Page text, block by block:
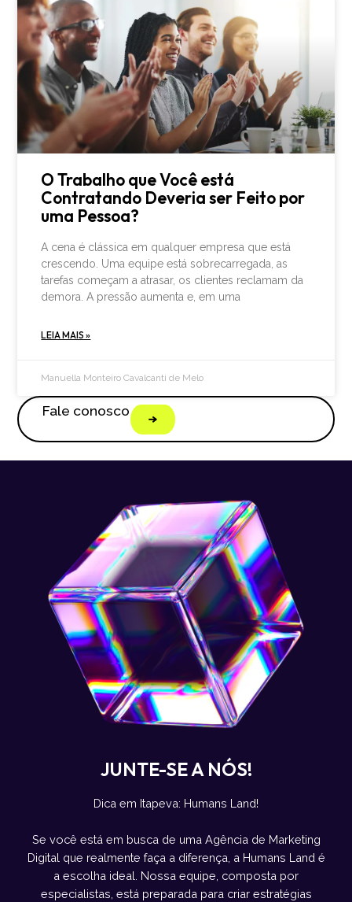
O Trabalho que Você está
Contratando Deveria ser Feito por
uma Pessoa?
A cena é clássica em qualquer empresa que está
crescendo. Uma equipe está sobrecarregada, as
tarefas começam a atrasar, os clientes reclamam da
demora. A pressão aumenta e, em uma
LEIA MAIS »
Manuella Monteiro Cavalcanti de Melo
Fale conosco
JUNTE-SE A NÓS!
Dica em Itapeva: Humans Land!
Se você está em busca de uma Agência de Marketing
Digital que realmente faça a diferença, a Humans Land é
a escolha ideal. Nossa equipe, composta por
especialistas, está preparada para criar estratégias